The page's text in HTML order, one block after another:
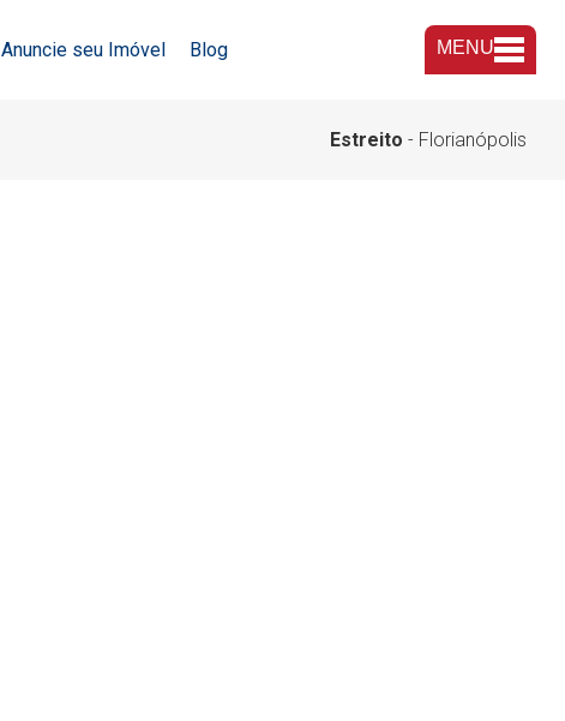
Anuncie seu Imóvel Blog MENU
Estreito - Florianópolis